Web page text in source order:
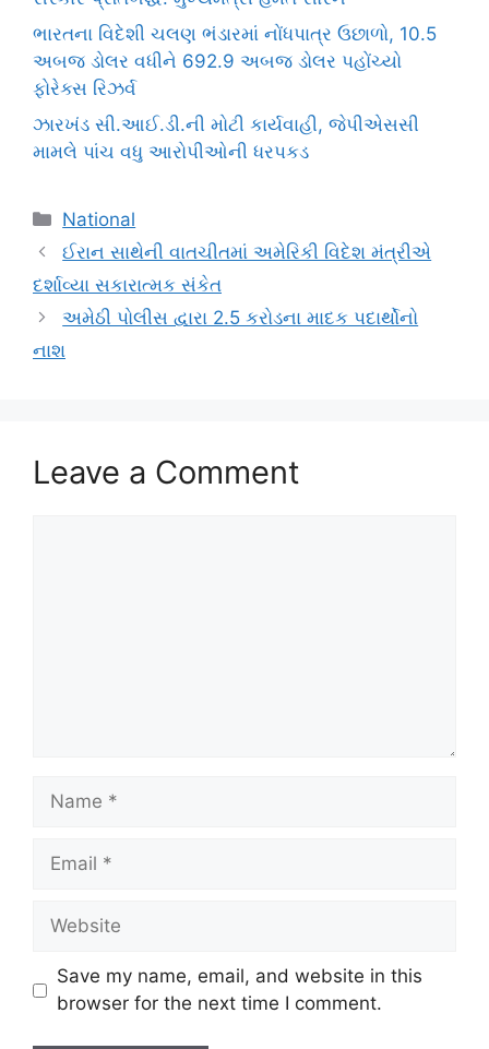
ભારતના વિદેશી ચલણ ભંડારમાં નોંધપાત્ર ઉછાળો, 10.5
અબજ ડોલર વધીને 692.9 અબજ ડોલર પહોંચ્યો
ફોરેક્સ રિઝર્વ
ઝારખંડ સી.આઈ.ડી.ની મોટી કાર્યવાહી, જેપીએસસી
મામલે પાંચ વધુ આરોપીઓની ધરપકડ
Categories
National
ઈરાન સાથેની વાતચીતમાં અમેરિકી વિદેશ મંત્રીએ
દર્શાવ્યા સકારાત્મક સંકેત
અમેઠી પોલીસ દ્વારા 2.5 કરોડના માદક પદાર્થોનો
નાશ
Leave a Comment
Name
Email
Website
Save my name, email, and website in this
browser for the next time I comment.